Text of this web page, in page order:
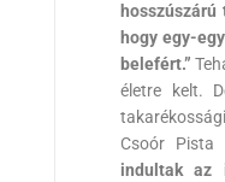
hogy egy-
belefért.”
életre kelt.
Csoór
indultak az